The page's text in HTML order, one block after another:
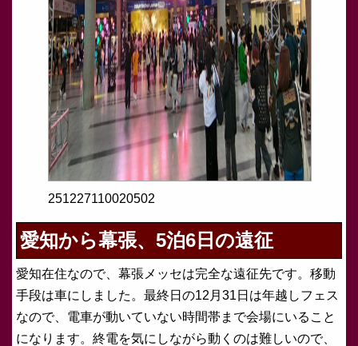
251227110020502
愛知から幕張、5泊6日の遠征
愛知在住なので、幕張メッセは完全な遠征先です。移動
手段は車にしました。最終日の12月31日は年越しフェス
なので、電車が動いていない時間帯まで会場にいること
になります。終電を気にしながら動くのは難しいので、